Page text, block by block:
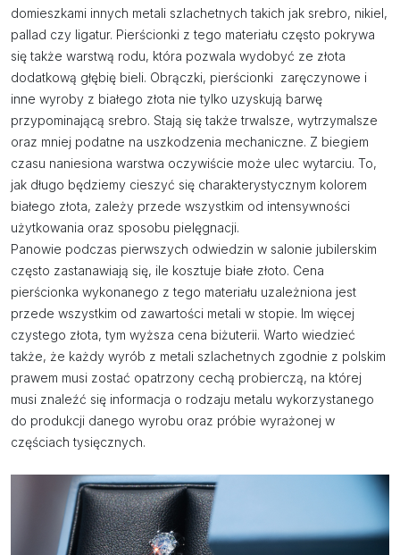
domieszkami innych metali szlachetnych takich jak srebro, nikiel,
pallad czy ligatur. Pierścionki z tego materiału często pokrywa
się także warstwą rodu, która pozwala wydobyć ze złota
dodatkową głębię bieli. Obrączki, pierścionki zaręczynowe i
inne wyroby z białego złota nie tylko uzyskują barwę
przypominającą srebro. Stają się także trwalsze, wytrzymalsze
oraz mniej podatne na uszkodzenia mechaniczne. Z biegiem
czasu naniesiona warstwa oczywiście może ulec wytarciu. To,
jak długo będziemy cieszyć się charakterystycznym kolorem
białego złota, zależy przede wszystkim od intensywności
użytkowania oraz sposobu pielęgnacji.
Panowie podczas pierwszych odwiedzin w salonie jubilerskim
często zastanawiają się, ile kosztuje białe złoto. Cena
pierścionka wykonanego z tego materiału uzależniona jest
przede wszystkim od zawartości metali w stopie. Im więcej
czystego złota, tym wyższa cena biżuterii. Warto wiedzieć
także, że każdy wyrób z metali szlachetnych zgodnie z polskim
prawem musi zostać opatrzony cechą probierczą, na której
musi znaleźć się informacja o rodzaju metalu wykorzystanego
do produkcji danego wyrobu oraz próbie wyrażonej w
częściach tysięcznych.